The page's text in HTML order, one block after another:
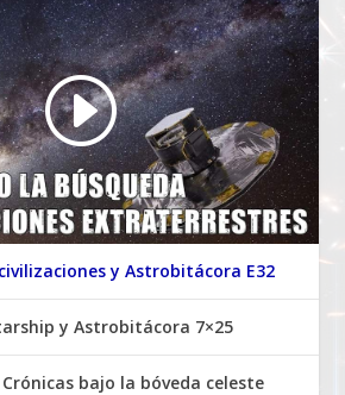
y Astrobitácora E32
y Astrobitácora 7×25
bajo la bóveda celeste